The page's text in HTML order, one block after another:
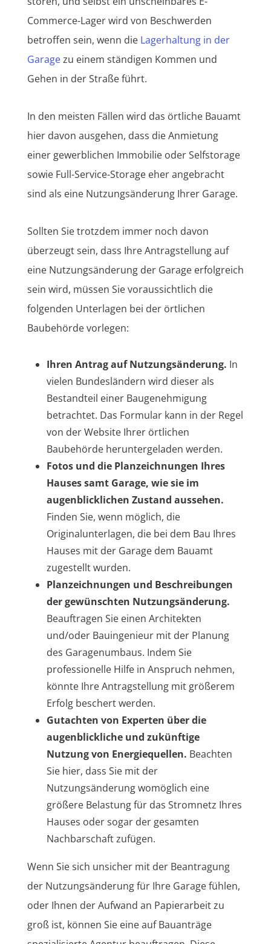
Commerce-Lager wird von Beschwerden
betroffen sein, wenn die Lagerhaltung in der
Garagezu einem ständigen Kommen und
Gehen in der Straße führt.
In den meisten Fällen wird das örtliche Bauamt
hier davon ausgehen, dass die Anmietung
einer gewerblichen Immobilie oder Selfstorage
sowie Full-Service-Storage eher angebracht
sind als eine Nutzungsänderung Ihrer Garage.
Sollten Sie trotzdem immer noch davon
überzeugt sein, dass Ihre Antragstellung auf
eine Nutzungsänderung der Garage erfolgreich
sein wird, müssen Sie voraussichtlich die
folgenden Unterlagen bei der örtlichen
Baubehörde vorlegen:
Ihren Antrag auf Nutzungsänderung. In
vielen Bundesländern wird dieser als
Bestandteil einer Baugenehmigung
betrachtet. Das Formular kann in der Regel
von der Website Ihrer örtlichen
Baubehörde heruntergeladen werden.
Fotos und die Planzeichnungen Ihres
Hauses samt Garage, wie sie im
augenblicklichen Zustand aussehen.
Finden Sie, wenn möglich, die
Originalunterlagen, die bei dem Bau Ihres
Hauses mit der Garage dem Bauamt
zugestellt wurden.
Planzeichnungen und Beschreibungen
der gewünschten Nutzungsänderung.
Beauftragen Sie einen Architekten
und/oder Bauingenieur mit der Planung
des Garagenumbaus. Indem Sie
professionelle Hilfe in Anspruch nehmen,
könnte Ihre Antragstellung mit größerem
Erfolg beschert werden.
Gutachten von Experten über die
augenblickliche und zukünftige
Nutzung von Energiequellen. Beachten
Sie hier, dass Sie mit der
Nutzungsänderung womöglich eine
größere Belastung für das Stromnetz Ihres
Hauses oder sogar der gesamten
Nachbarschaft zufügen.
Wenn Sie sich unsicher mit der Beantragung
der Nutzungsänderung für Ihre Garage fühlen,
oder Ihnen der Aufwand an Papierarbeit zu
groß ist, können Sie eine auf Bauanträge